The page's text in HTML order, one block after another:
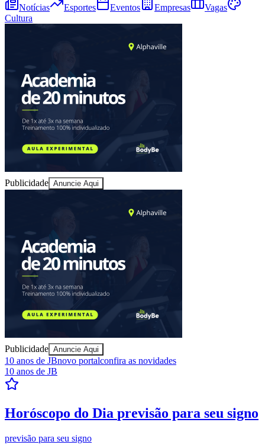
Ceará
Goiás
Notícias Esportes Eventos Empresas
Vagas
Cultura
Publicidade Anuncie Aqui
Publicidade Anuncie Aqui
10 anos de JBnovo portalconfira as novidades
10 anos de JB
Resultados das Loterias confira se ganhou
Mega-Sena, Quina, Lotofácil e todos os jogos. Resultado